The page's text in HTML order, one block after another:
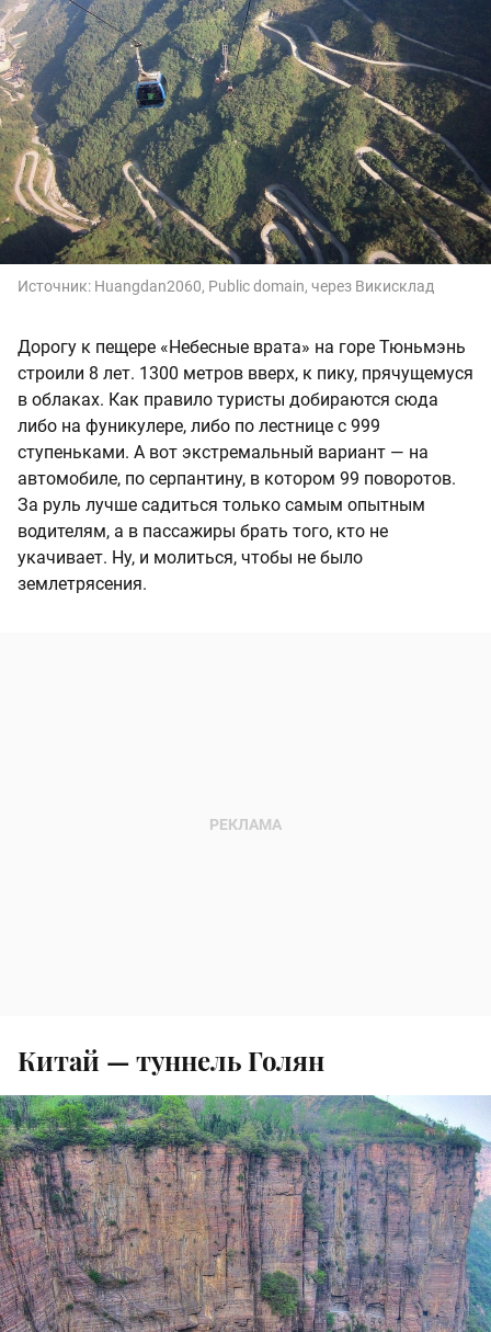
Источник: Huangdan2060, Public domain, через Викисклад
Дорогу к пещере «Небесные врата» на горе Тюньмэнь
строили 8 лет. 1300 метров вверх, к пику, прячущемуся
в облаках. Как правило туристы добираются сюда
либо на фуникулере, либо по лестнице с 999
ступеньками. А вот экстремальный вариант — на
автомобиле, по серпантину, в котором 99 поворотов.
За руль лучше садиться только самым опытным
водителям, а в пассажиры брать того, кто не
укачивает. Ну, и молиться, чтобы не было
землетрясения.
Китай — туннель Голян